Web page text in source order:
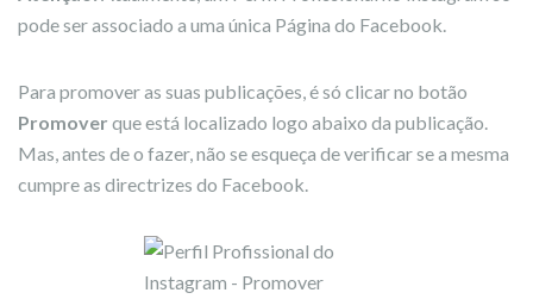
pode ser associado a uma única Página do Facebook.
Para promover as suas publicações, é só clicar no botão
Promover que está localizado logo abaixo da publicação.
Mas, antes de o fazer, não se esqueça de verificar se a mesma
cumpre as directrizes do Facebook.